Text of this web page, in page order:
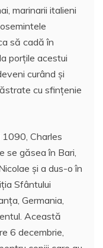
marinarii italieni
să cadă în
porțile acestui
curând şi
cu sfinţenie
1090, Charles
se găsea în Bari,
și a dus-o în
Sfântului
Germania,
Această
6 decembrie,